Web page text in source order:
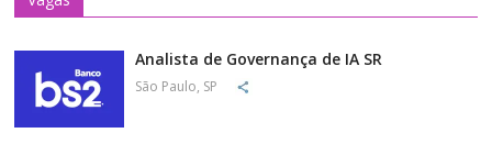
Analista de Governança de IA SR
São Paulo, SP